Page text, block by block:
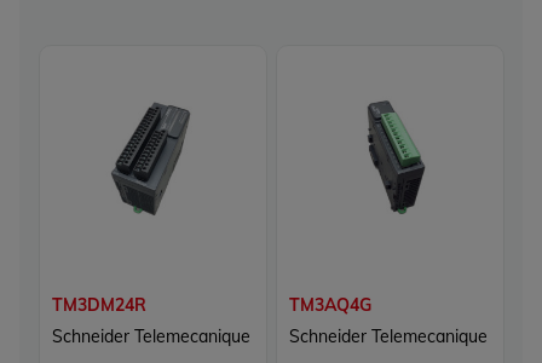
TM3DM24R
Schneider Telemecanique
TM3AQ4G
Schneider Telemecanique